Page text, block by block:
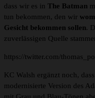
dass wir es in The Batman
tun bekommen, den wir
Gesicht bekommen sollen.
zuverlässigen Quelle
https://twitter.com/
KC Walsh ergänzt noch,
modernisierte Version des